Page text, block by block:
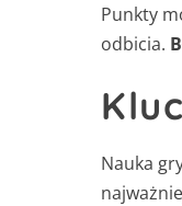
Punkty
odbicia.
Nauka